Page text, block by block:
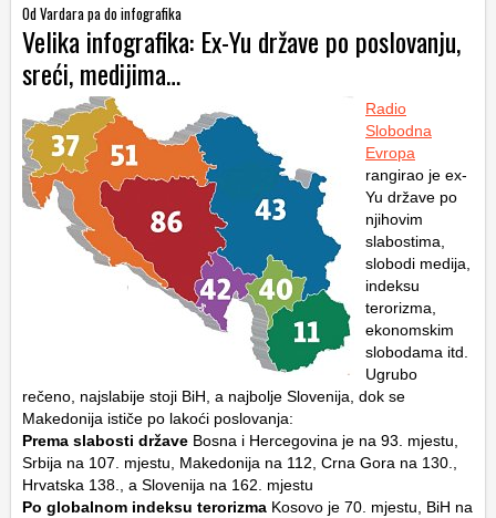
Od Vardara pa do infografika
Velika infografika: Ex-Yu države po poslovanju,
sreći, medijima…
Radio
Slobodna
Evropa
rangirao je ex-
Yu države po
njihovim
slabostima,
slobodi medija,
indeksu
terorizma,
ekonomskim
slobodama itd.
Ugrubo
rečeno, najslabije stoji BiH, a najbolje Slovenija, dok se
Makedonija ističe po lakoći poslovanja:
Prema slabosti države Bosna i Hercegovina je na 93. mjestu,
Srbija na 107. mjestu, Makedonija na 112, Crna Gora na 130.,
Hrvatska 138., a Slovenija na 162. mjestu
Po globalnom indeksu terorizma Kosovo je 70. mjestu, BiH na